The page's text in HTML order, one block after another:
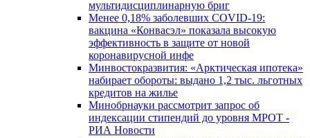
мультидисциплинарную бриг
Менее 0,18% заболевших COVID-19:
вакцина «Конвасэл» показала высокую
эффективность в защите от новой
коронавирусной инфе
Минвостокразвития: «Арктическая ипотека»
набирает обороты: выдано 1,2 тыс. льготных
кредитов на жилье
Минобрнауки рассмотрит запрос об
индексации стипендий до уровня МРОТ -
РИА Новости